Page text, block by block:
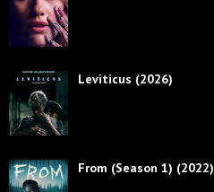
Leviticus (2026)
From (Season 1) (2022)